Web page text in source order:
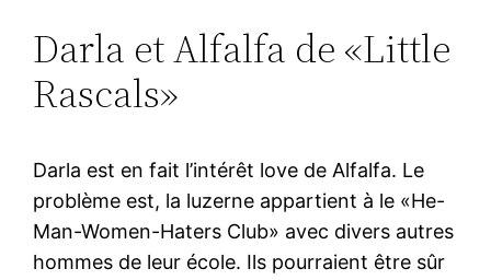
Darla et Alfalfa de «Little
Rascals»
Darla est en fait l’intérêt love de Alfalfa. Le
problème est, la luzerne appartient à le «He-
Man-Women-Haters Club» avec divers autres
hommes de leur école. Ils pourraient être sûr